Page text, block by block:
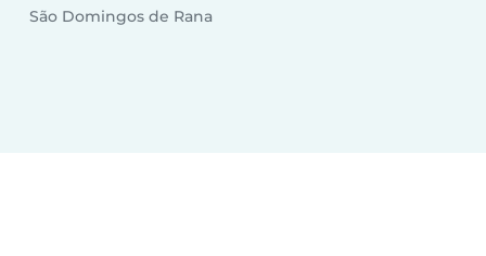
São Domingos de Rana